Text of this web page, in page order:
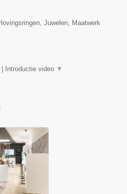
Juwelen, Maatwerk
Introductie video ▼